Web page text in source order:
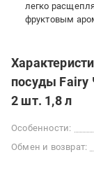
легко
фруктовым
посуды Fairy
2 шт. 1,8 л
Особенности:
Обмен и возврат: